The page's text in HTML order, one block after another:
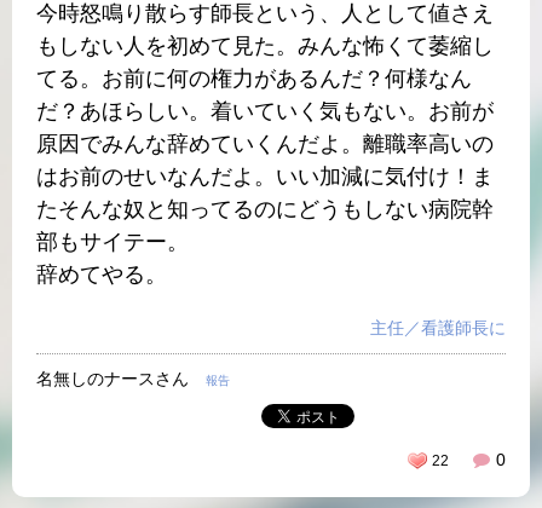
今時怒鳴り散らす師長という、人として値さえ
もしない人を初めて見た。みんな怖くて萎縮し
てる。お前に何の権力があるんだ？何様なん
だ？あほらしい。着いていく気もない。お前が
原因でみんな辞めていくんだよ。離職率高いの
はお前のせいなんだよ。いい加減に気付け！ま
たそんな奴と知ってるのにどうもしない病院幹
部もサイテー。
辞めてやる。
主任／看護師長に
名無しのナースさん 報告
0
22